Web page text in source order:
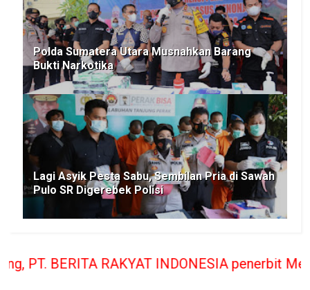
Polda Sumatera Utara Musnahkan Barang
Bukti Narkotika
Lagi Asyik Pesta Sabu, Sembilan Pria di Sawah
Pulo SR Digerebek Polisi
INDONESIA penerbit Media Berita